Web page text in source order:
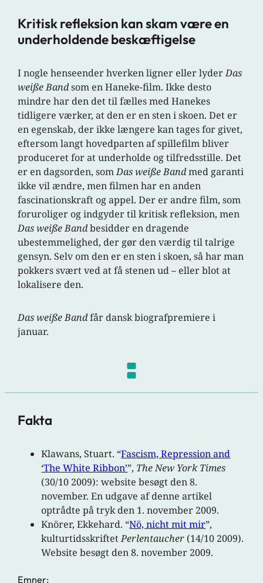
Kritisk refleksion kan skam være en
underholdende beskæftigelse
I nogle henseender hverken ligner eller lyderDas
weiße Bandsom en Haneke-film. Ikke desto
mindre har den det til fælles med Hanekes
tidligere værker, at den er en sten i skoen. Det er
en egenskab, der ikke længere kan tages for givet,
eftersom langt hovedparten af spillefilm bliver
produceret for at underholde og tilfredsstille. Det
er en dagsorden, somDas weiße Bandmed garanti
ikke vil ændre, men filmen har en anden
fascinationskraft og appel. Der er andre film, som
foruroliger og indgyder til kritisk refleksion, men
Das weiße Bandbesidder en dragende
ubestemmelighed, der gør den værdig til talrige
gensyn. Selv om den er en sten i skoen, så har man
pokkers svært ved at få stenen ud – eller blot at
lokalisere den.
Das weiße Bandfår dansk biografpremiere i
januar.
Fakta
Klawans, Stuart. “Fascism, Repression and
‘The White Ribbon’”, TheNew York Times
(30/10 2009): website besøgt den 8.
november. En udgave af denne artikel
optrådte på tryk den 1. november 2009.
Knörer, Ekkehard. “Nö, nicht mit mir”,
kulturtidsskriftetPerlentaucher (14/10 2009).
Website besøgt den 8. november 2009.
Emner: